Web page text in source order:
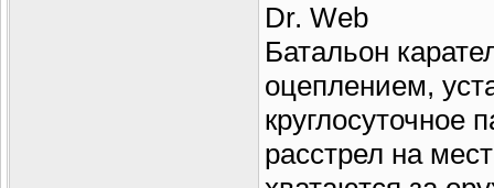
Dr. Web
Батальон
оцеплением,
круглосуточное
расстрел на